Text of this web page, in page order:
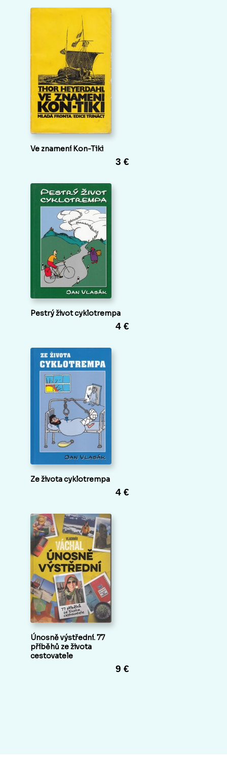
Ve znamení Kon-Tiki
3 €
Pestrý život cyklotrempa
4 €
Ze života cyklotrempa
4 €
Únosně výstřední. 77
příběhů ze života
cestovatele
9 €